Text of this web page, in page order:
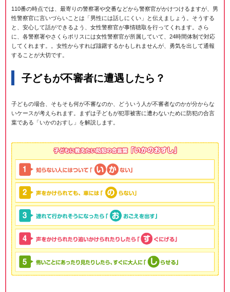
110番の時点では、最寄りの警察署や交番などから警察官がかけつけるますが、男
性警察官に言いづらいことは「男性には話しにくい」と伝えましょう。そうする
と、安心して話ができるよう、女性警察官が事情聴取を行ってくれます。さら
に、各警察署やさくらポリスには女性警察官が所属していて、24時間体制で対応
してくれます。。女性からすれば躊躇するかもしれませんが、勇気を出して通報
することが大切です。
子どもが不審者に遭遇したら？
子どもの場合、そもそも何が不審なのか、どういう人が不審者なのかが分からな
いケースが考えられます。まずは子どもが犯罪被害に遭わないために防犯の合言
葉である「いかのおすし」を解説します。